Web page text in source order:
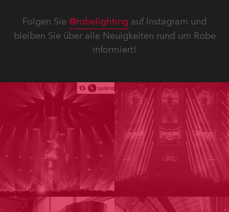
Folgen Sie @robelighting auf Instagram und
bleiben Sie über alle Neuigkeiten rund um Robe
informiert!